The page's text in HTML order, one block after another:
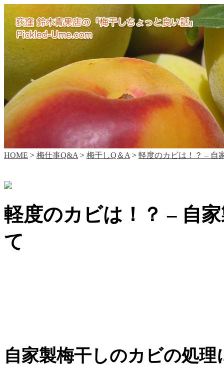
HOME > 梅仕事Q&A > 梅干しQ＆A > 軽度のカビは！？ – 自
軽度のカビは！？ – 自
て
自家製梅干しのカビの処理